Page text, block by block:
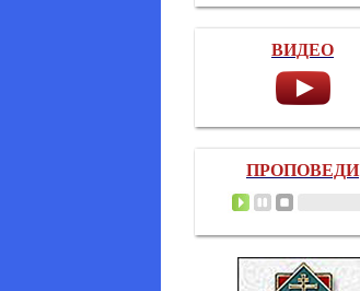
ВИДЕО
ПРОПОВЕДИ